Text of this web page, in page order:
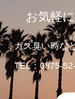
お気軽
ガス臭い時な
TEL：0875-